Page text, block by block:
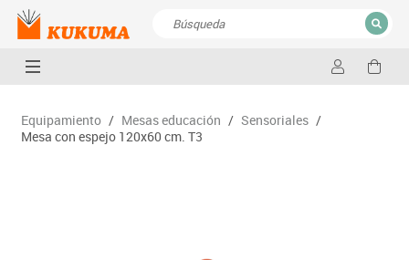
CERRAR
Equipamiento / Mesas educación / Sensoriales /
Mesa con espejo 120x60 cm. T3